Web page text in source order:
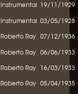
Instrumental 19/11/1929
Instrumental 03/05/1928
Roberto Ray 07/12/1936
Roberto Ray 06/06/1933
Roberto Ray 16/03/1933
Roberto Ray 05/04/1935